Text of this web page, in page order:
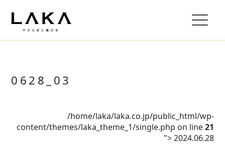
0628_03
/home/laka/laka.co.jp/public_html/wp-
content/themes/laka_theme_1/single.php on line21
">2024.06.28